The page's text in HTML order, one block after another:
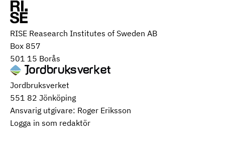
RISE Reasearch Institutes of Sweden AB
Box 857
501 15 Borås
Jordbruksverket
551 82 Jönköping
Ansvarig utgivare: Roger Eriksson
Logga in som redaktör